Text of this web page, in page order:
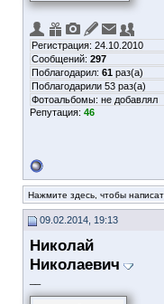
Регистрация: 24.10.2010
Сообщений: 297
Поблагодарил: 61 раз(а)
Поблагодарили 53 раз(а)
Фотоальбомы: не добавлял
Репутация: 46
Нажмите здесь, чтобы
09.02.2014, 19:13
Николай
Николаевич